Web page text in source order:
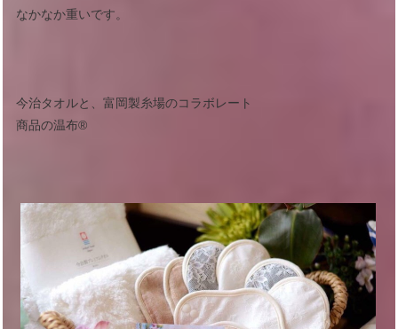
なかなか重いです。
今治タオルと、富岡製糸場のコラボレート
商品の温布®︎